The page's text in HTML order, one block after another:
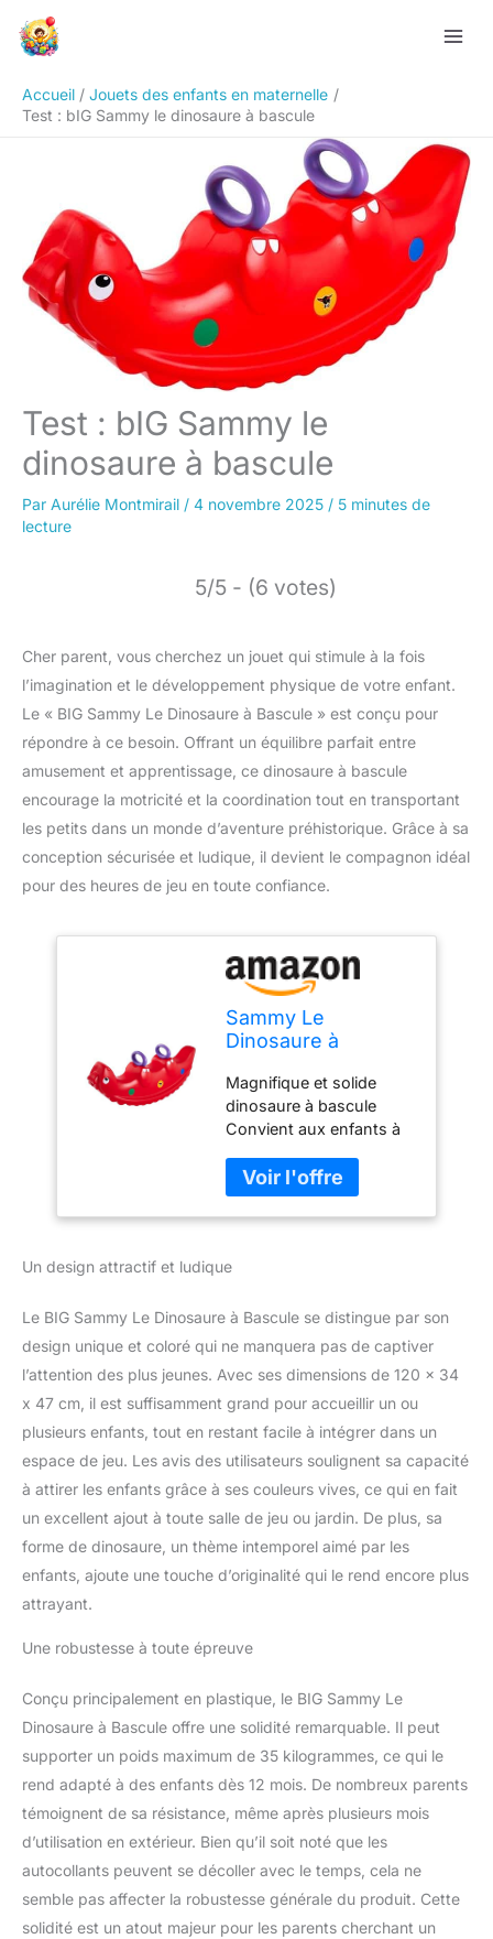
Accueil
Jouets des enfants en maternelle
Test : bIG Sammy le dinosaure à bascule
Test : bIG Sammy le
dinosaure à bascule
Par Aurélie Montmirail / 4 novembre 2025 / 5 minutes de
lecture
5/5 - (6 votes)
Cher parent, vous cherchez un jouet qui stimule à la fois
l’imagination et le développement physique de votre enfant.
Le « BIG Sammy Le Dinosaure à Bascule » est conçu pour
répondre à ce besoin. Offrant un équilibre parfait entre
amusement et apprentissage, ce dinosaure à bascule
encourage la motricité et la coordination tout en transportant
les petits dans un monde d’aventure préhistorique. Grâce à sa
conception sécurisée et ludique, il devient le compagnon idéal
pour des heures de jeu en toute confiance.
Sammy Le
Dinosaure à
Magnifique et solide
dinosaure à bascule
Convient aux enfants à
peut être joué avec un,
deux ou trois enfants
dessus.
Un design attractif et ludique
Le BIG Sammy Le Dinosaure à Bascule se distingue par son
design unique et coloré qui ne manquera pas de captiver
l’attention des plus jeunes. Avec ses dimensions de 120 x 34
x 47 cm, il est suffisamment grand pour accueillir un ou
plusieurs enfants, tout en restant facile à intégrer dans un
espace de jeu. Les avis des utilisateurs soulignent sa capacité
à attirer les enfants grâce à ses couleurs vives, ce qui en fait
un excellent ajout à toute salle de jeu ou jardin. De plus, sa
forme de dinosaure, un thème intemporel aimé par les
enfants, ajoute une touche d’originalité qui le rend encore plus
attrayant.
Une robustesse à toute épreuve
Conçu principalement en plastique, le BIG Sammy Le
Dinosaure à Bascule offre une solidité remarquable. Il peut
supporter un poids maximum de 35 kilogrammes, ce qui le
rend adapté à des enfants dès 12 mois. De nombreux parents
témoignent de sa résistance, même après plusieurs mois
d’utilisation en extérieur. Bien qu’il soit noté que les
autocollants peuvent se décoller avec le temps, cela ne
semble pas affecter la robustesse générale du produit. Cette
solidité est un atout majeur pour les parents cherchant un
Rechercher